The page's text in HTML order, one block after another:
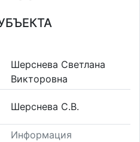
Шерснева Светлана
Викторовна
Шерснева С.В.
Информация